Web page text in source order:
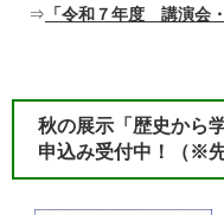
⇒ 「令和７年度 講演会
秋の展示「歴史から
申込み受付中！（※先